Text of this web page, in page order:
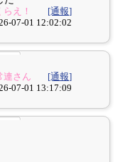
え！
[通報]
07-01 12:02:02
連さん
[通報]
07-01 13:17:09